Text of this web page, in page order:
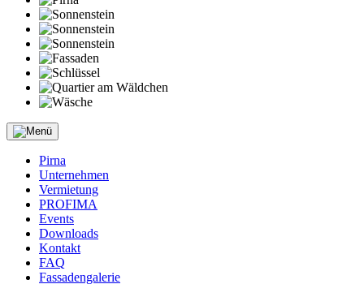
Pirna
Unternehmen
Vermietung
PROFIMA
Events
Downloads
Kontakt
FAQ
Fassadengalerie